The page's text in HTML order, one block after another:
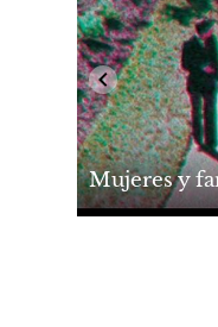
Mujeres y